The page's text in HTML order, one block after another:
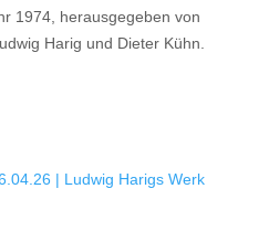
1974, herausgegeben von
Harig und Dieter Kühn.